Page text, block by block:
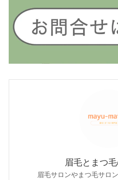
眉毛とまつ
眉毛サロンやまつ毛サロ